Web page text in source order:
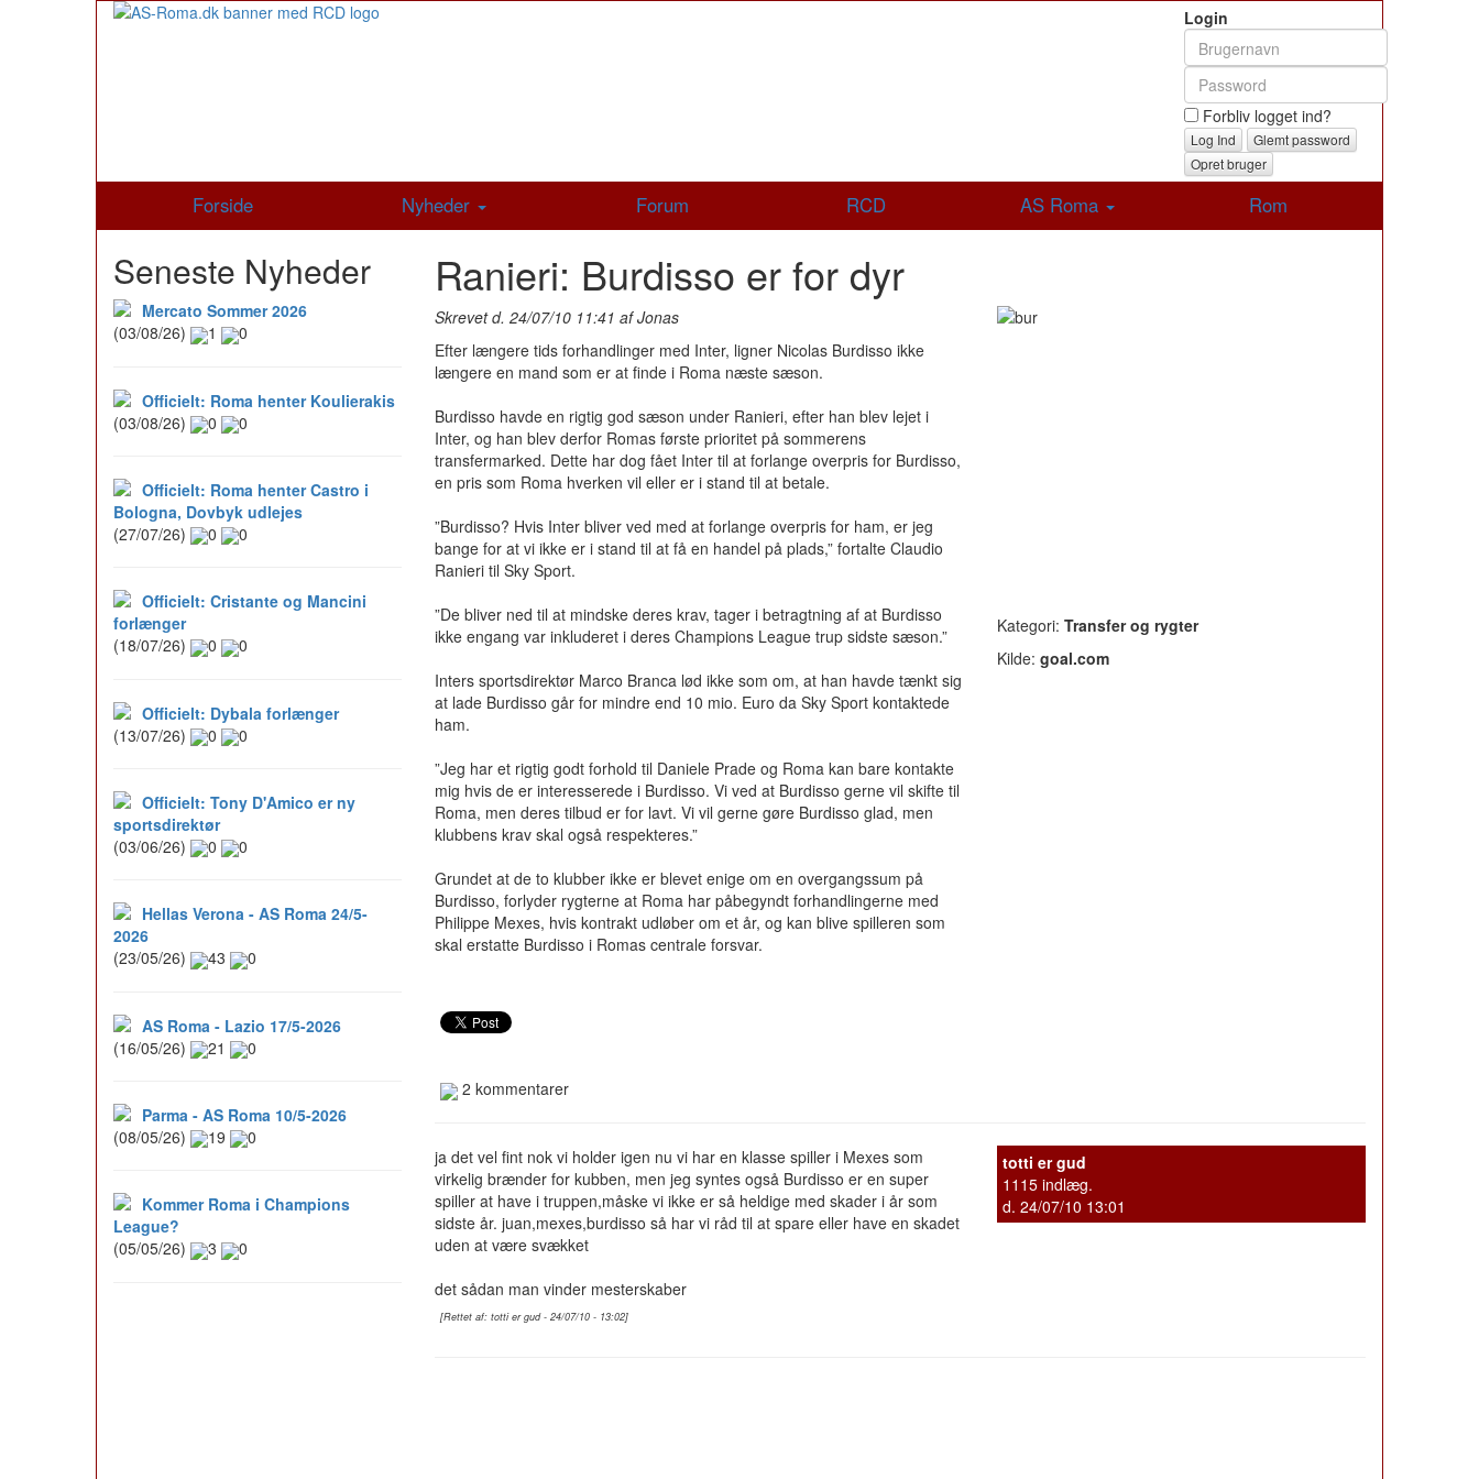
Login
Forbliv logget ind?
Glemt password
Opret bruger
Forside Nyheder Forum RCD AS Roma Rom
Ranieri: Burdisso er for dyr
Kategori: Transfer og rygter
Kilde: goal.com
Skrevet d. 24/07/10 11:41 af Jonas
Efter længere tids forhandlinger med Inter, ligner Nicolas Burdisso ikke
længere en mand som er at finde i Roma næste sæson.
Burdisso havde en rigtig god sæson under Ranieri, efter han blev lejet i
Inter, og han blev derfor Romas første prioritet på sommerens
transfermarked. Dette har dog fået Inter til at forlange overpris for Burdisso,
en pris som Roma hverken vil eller er i stand til at betale.
”Burdisso? Hvis Inter bliver ved med at forlange overpris for ham, er jeg
bange for at vi ikke er i stand til at få en handel på plads,” fortalte Claudio
Ranieri til Sky Sport.
”De bliver ned til at mindske deres krav, tager i betragtning af at Burdisso
ikke engang var inkluderet i deres Champions League trup sidste sæson.”
Inters sportsdirektør Marco Branca lød ikke som om, at han havde tænkt sig
at lade Burdisso går for mindre end 10 mio. Euro da Sky Sport kontaktede
ham.
”Jeg har et rigtig godt forhold til Daniele Prade og Roma kan bare kontakte
mig hvis de er interesserede i Burdisso. Vi ved at Burdisso gerne vil skifte til
Roma, men deres tilbud er for lavt. Vi vil gerne gøre Burdisso glad, men
klubbens krav skal også respekteres.”
Grundet at de to klubber ikke er blevet enige om en overgangssum på
Burdisso, forlyder rygterne at Roma har påbegyndt forhandlingerne med
Philippe Mexes, hvis kontrakt udløber om et år, og kan blive spilleren som
skal erstatte Burdisso i Romas centrale forsvar.
2 kommentarer
totti er gud
1115 indlæg.
d. 24/07/10 13:01
ja det vel fint nok vi holder igen nu vi har en klasse spiller i Mexes som
virkelig brænder for kubben, men jeg syntes også Burdisso er en super
spiller at have i truppen,måske vi ikke er så heldige med skader i år som
sidste år. juan,mexes,burdisso så har vi råd til at spare eller have en skadet
uden at være svækket
det sådan man vinder mesterskaber
[Rettet af: totti er gud - 24/07/10 - 13:02]
Seneste Nyheder
Mercato Sommer 2026
(03/08/26)
1 0
Officielt: Roma henter Koulierakis
(03/08/26)
0 0
Officielt: Roma henter Castro i
Bologna, Dovbyk udlejes
(27/07/26)
0 0
Officielt: Cristante og Mancini
forlænger
(18/07/26)
0 0
Officielt: Dybala forlænger
(13/07/26)
0 0
Officielt: Tony D'Amico er ny
sportsdirektør
(03/06/26)
0 0
Hellas Verona - AS Roma 24/5-
2026
(23/05/26)
43 0
AS Roma - Lazio 17/5-2026
(16/05/26)
21 0
Parma - AS Roma 10/5-2026
(08/05/26)
19 0
Kommer Roma i Champions
League?
(05/05/26)
3 0